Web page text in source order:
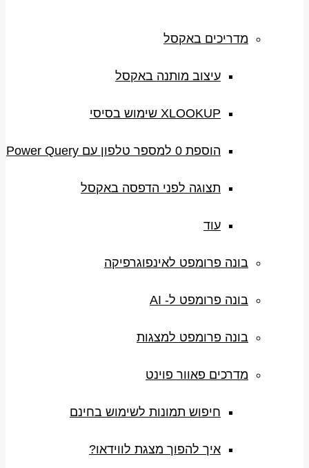
מדריכים באקסל
עיצוב מותנה באקסל
XLOOKUP שימוש בסיסי
הוספת 0 למספר טלפון עם Power Query
תצוגה לפני הדפסה באקסל
עוד
בונה פרומפט לאינפוגרפיקה
בונה פרומפט ל- AI
בונה פרומפט למצגות
מדרכים פאוור פוינט
חיפוש תמונות לשימוש בחינם
איך להפוך מצגת לווידאו?